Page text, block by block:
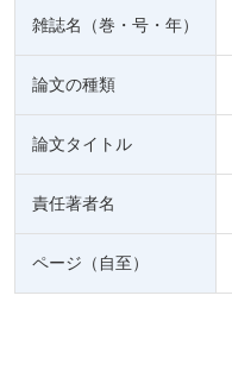
雑誌名（巻・号・年）
論文の種類
論文タイトル
責任著者名
ページ（自至）